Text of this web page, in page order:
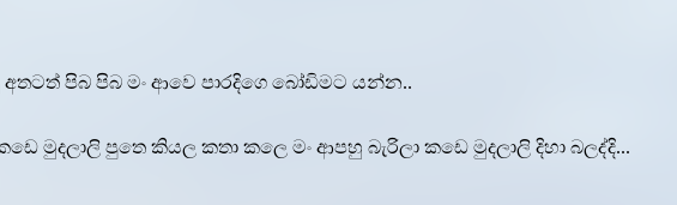
පිබ පිබ මං ආවෙ පාරදිගෙ බෝඩිමට යන්න..
පුතෙ කියල කතා කලෙ මං ආපහු බැරිලා කඩෙ මුදලාලි දිහා බලද්දි...